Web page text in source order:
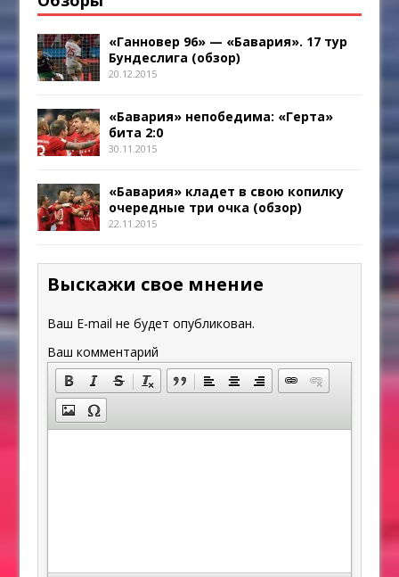
«Ганновер 96» — «Бавария». 17 тур
Бундеслига (обзор)
20.12.2015
«Бавария» непобедима: «Герта»
бита 2:0
30.11.2015
«Бавария» кладет в свою копилку
очередные три очка (обзор)
22.11.2015
Выскажи свое мнение
Ваш E-mail не будет опубликован.
Ваш комментарий